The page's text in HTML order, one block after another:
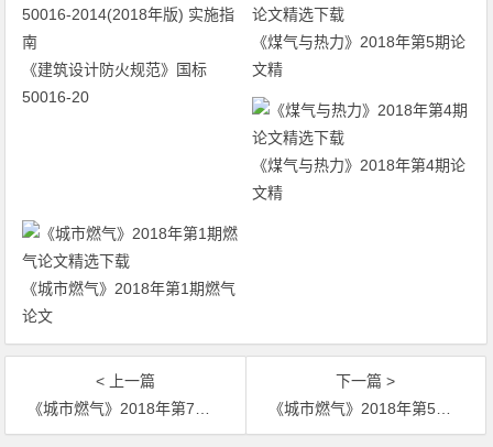
《建筑设计防火规范》国标
50016-20
《煤气与热力》2018年第5期论
文精
《煤气与热力》2018年第4期论
文精
《城市燃气》2018年第1期燃气
论文
< 上一篇
《城市燃气》2018年第7期燃气论文精选下载
下一篇 >
《城市燃气》2018年第5期燃气论文精选下载